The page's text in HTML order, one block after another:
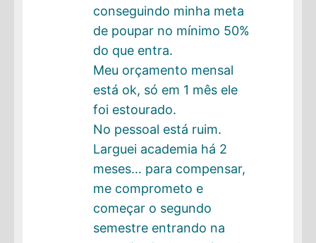
conseguindo minha meta
de poupar no mínimo 50%
do que entra.
Meu orçamento mensal
está ok, só em 1 mês ele
foi estourado.
No pessoal está ruim.
Larguei academia há 2
meses… para compensar,
me comprometo e
começar o segundo
semestre entrando na